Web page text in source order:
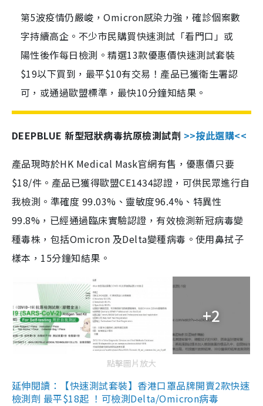
第5波疫情仍嚴峻，Omicron感染力強，確診個案數
字持續高企。不少市民購買快速測試「看門口」或
陽性後作每日檢測。精選13款優惠價快速測試套裝
$19以下買到，最平$10有交易！產品已獲衛生署認
可，或通過歐盟標準，最快10分鐘知結果。
DEEPBLUE 新型冠狀病毒抗原檢測試劑 >>按此選購<<
產品現時於HK Medical Mask官網有售，優惠價只要
$18/件。產品已獲得歐盟CE1434認證，可供民眾進行自
我檢測。準確度 99.03%、靈敏度96.4%、特異性
99.8%，已經通過臨床實驗認證，有效檢測新冠病毒變
種毒株，包括Omicron 及Delta變種病毒。使用鼻拭子
樣本，15分鐘知結果。
+2
點擊圖片放大
延伸閱讀：【快速測試套裝】香港口罩品牌開賣2款快速
檢測劑 最平$18起 ！可檢測Delta/Omicron病毒